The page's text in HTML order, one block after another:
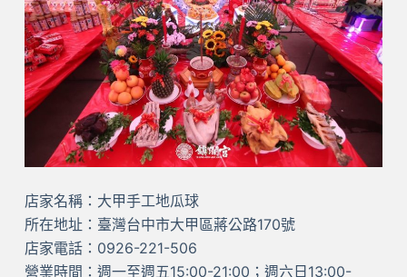
店家名稱：大甲手工地瓜球
所在地址：臺灣台中市大甲區蔣公路170號
店家電話：0926-221-506
營業時間：週一至週五15:00-21:00；週六日13:00-